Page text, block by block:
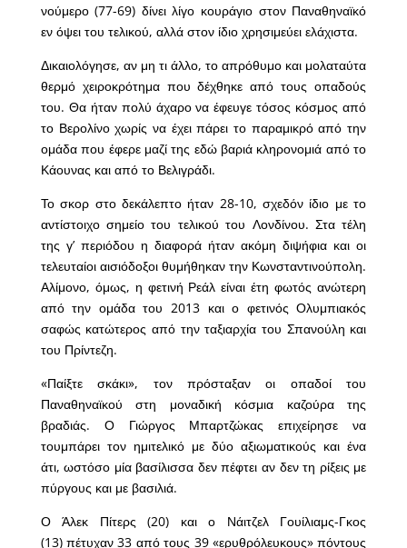
νούμερο (77-69) δίνει λίγο κουράγιο στον Παναθηναϊκό
εν όψει του τελικού, αλλά στον ίδιο χρησιμεύει ελάχιστα.
Δικαιολόγησε, αν μη τι άλλο, το απρόθυμο και μολαταύτα
θερμό χειροκρότημα που δέχθηκε από τους οπαδούς
του. Θα ήταν πολύ άχαρο να έφευγε τόσος κόσμος από
το Βερολίνο χωρίς να έχει πάρει το παραμικρό από την
ομάδα που έφερε μαζί της εδώ βαριά κληρονομιά από το
Κάουνας και από το Βελιγράδι.
Το σκορ στο δεκάλεπτο ήταν 28-10, σχεδόν ίδιο με το
αντίστοιχο σημείο του τελικού του Λονδίνου. Στα τέλη
της γ’ περιόδου η διαφορά ήταν ακόμη διψήφια και οι
τελευταίοι αισιόδοξοι θυμήθηκαν την Κωνσταντινούπολη.
Αλίμονο, όμως, η φετινή Ρεάλ είναι έτη φωτός ανώτερη
από την ομάδα του 2013 και ο φετινός Ολυμπιακός
σαφώς κατώτερος από την ταξιαρχία του Σπανούλη και
του Πρίντεζη.
«Παίξτε σκάκι», τον πρόσταξαν οι οπαδοί του
Παναθηναϊκού στη μοναδική κόσμια καζούρα της
βραδιάς. Ο Γιώργος Μπαρτζώκας επιχείρησε να
τουμπάρει τον ημιτελικό με δύο αξιωματικούς και ένα
άτι, ωστόσο μία βασίλισσα δεν πέφτει αν δεν τη ρίξεις με
πύργους και με βασιλιά.
Ο Άλεκ Πίτερς (20) και ο Νάιτζελ Γουίλιαμς-Γκος
(13) πέτυχαν 33 από τους 39 «ερυθρόλευκους» πόντους